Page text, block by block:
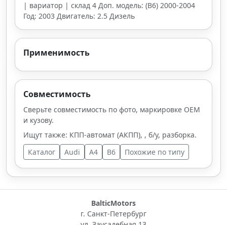
| вариатор | склад 4 Доп. модель: (B6) 2000-2004
Год: 2003 Двигатель: 2.5 Дизель
Применимость
Совместимость
Сверьте совместимость по фото, маркировке OEM
и кузову.
Ищут также: КПП-автомат (АКПП), , б/у, разборка.
Каталог
Audi A4 B6 Похожие по типу
BalticMotors
г. Санкт-Петербург